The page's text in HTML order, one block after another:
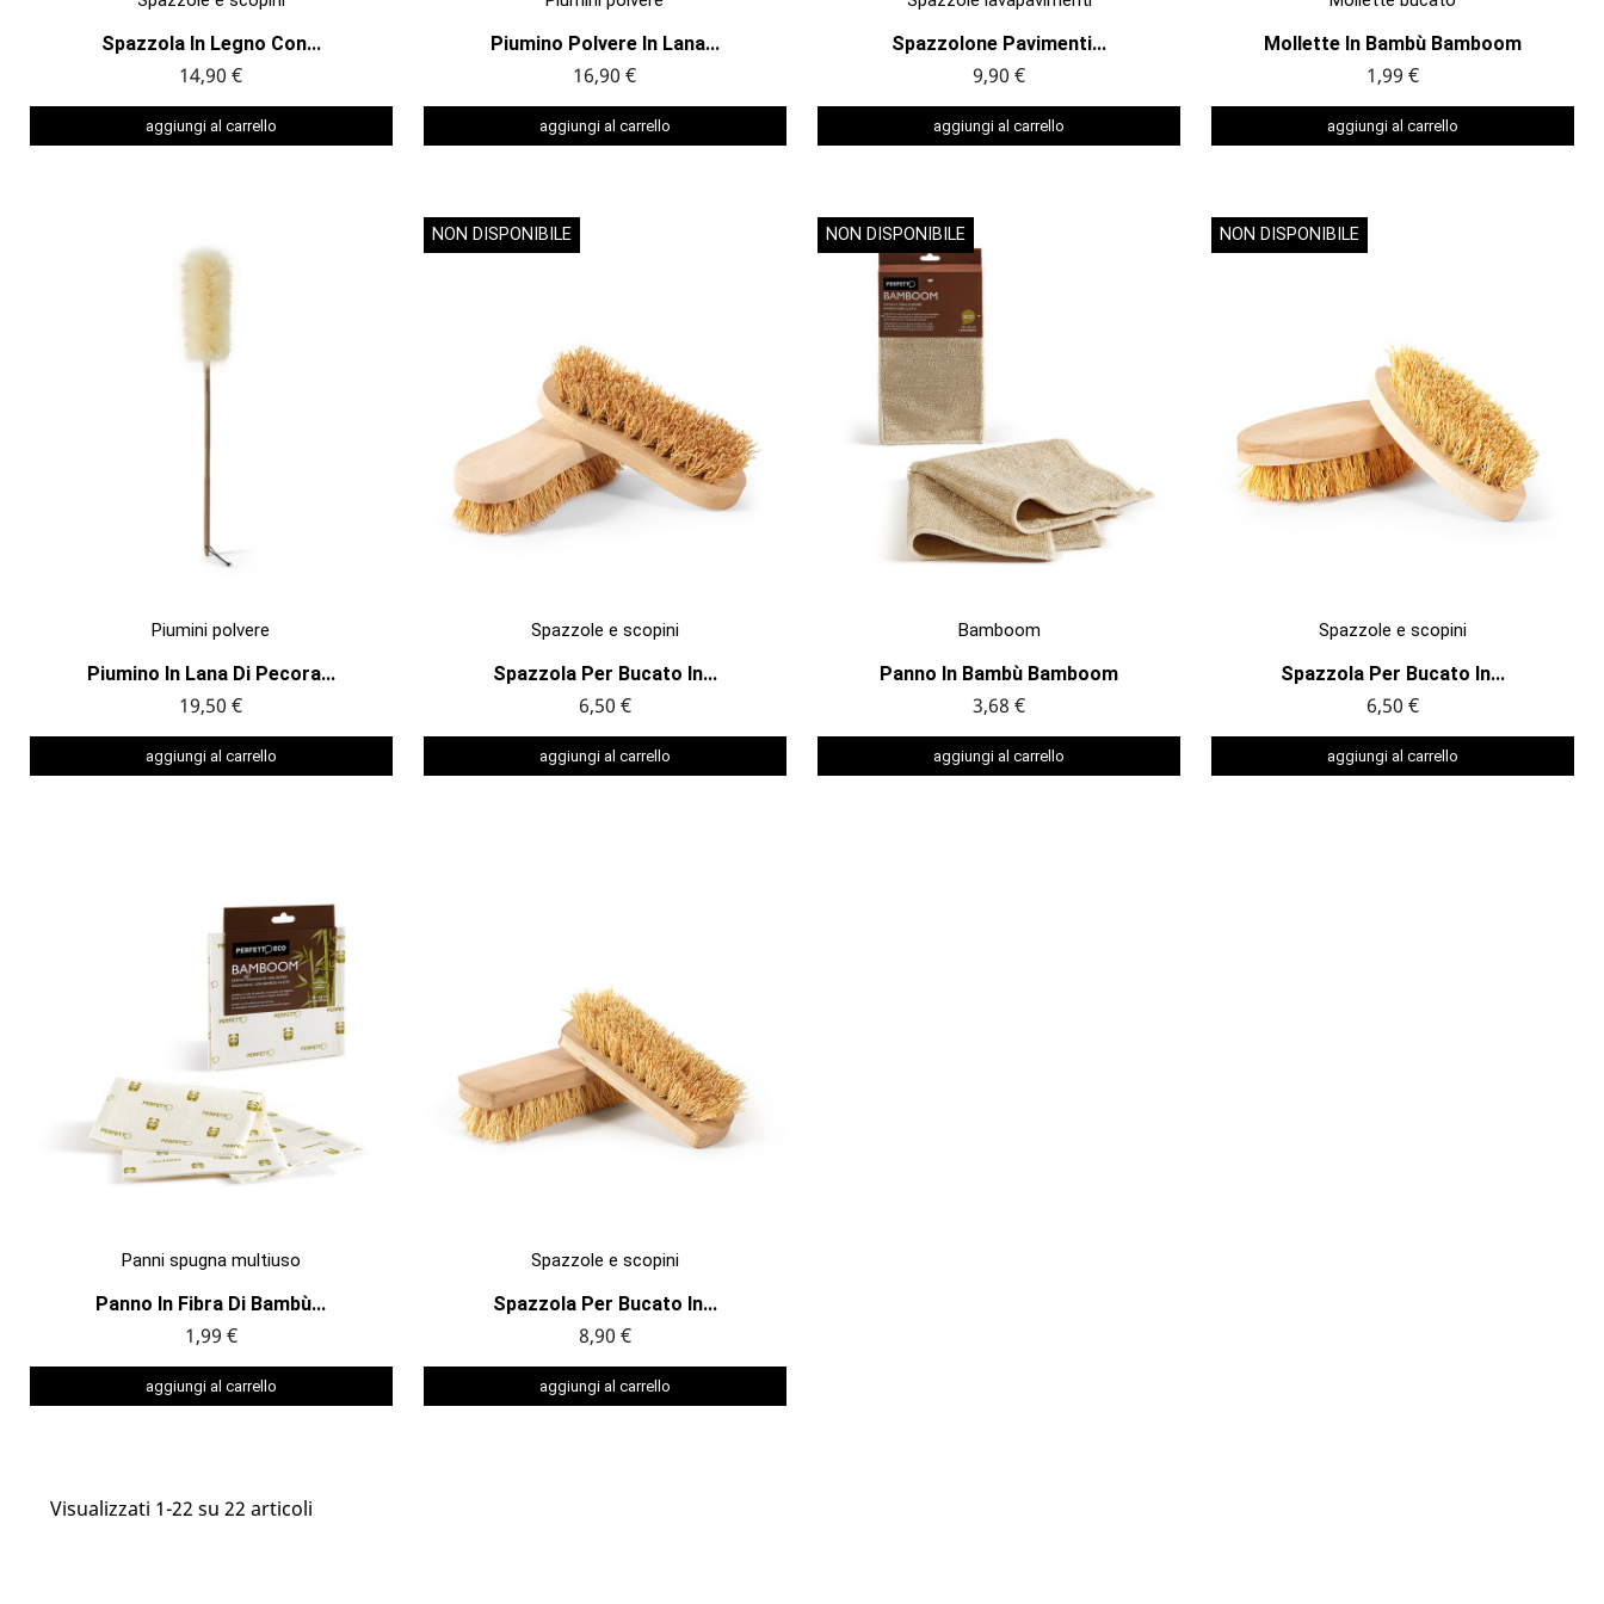
Spazzola In Legno Con...
14,90 €
aggiungi al carrello
Piumino Polvere In Lana...
16,90 €
aggiungi al carrello
Spazzolone Pavimenti...
9,90 €
aggiungi al carrello
Mollette In Bambù Bamboom
1,99 €
aggiungi al carrello
Piumini polvere
Piumino In Lana Di Pecora...
19,50 €
aggiungi al carrello
ANTEPRIMA Spazzole e scopini
Spazzola Per Bucato In...
6,50 €
aggiungi al carrello
NON DISPONIBILE
ANTEPRIMA Bamboom
Panno In Bambù Bamboom
3,68 €
aggiungi al carrello
NON DISPONIBILE
ANTEPRIMA Spazzole e scopini
Spazzola Per Bucato In...
6,50 €
aggiungi al carrello
NON DISPONIBILE
ANTEPRIMA
Panni spugna multiuso
Panno In Fibra Di Bambù...
1,99 €
aggiungi al carrello
ANTEPRIMA Spazzole e scopini
Spazzola Per Bucato In...
8,90 €
aggiungi al carrello
ANTEPRIMA
Visualizzati 1-22 su 22 articoli